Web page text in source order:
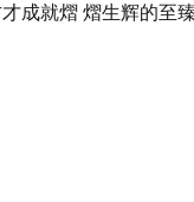
成就熠 熠生辉的至